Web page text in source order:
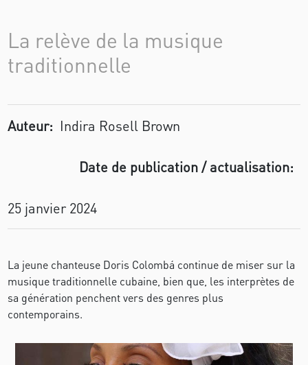
La relève de la musique
traditionnelle
Auteur: Indira Rosell Brown
Date de publication / actualisation:
25 janvier 2024
La jeune chanteuse Doris Colombá continue de miser sur la
musique traditionnelle cubaine, bien que, les interprètes de
sa génération penchent vers des genres plus
contemporains.